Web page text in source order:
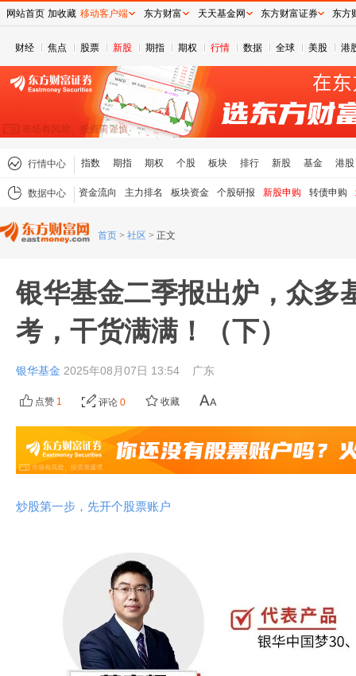
财经 焦点 股票 新股 期指 期权 行情 数据 全球 美股 港
行情中心 指数 期指 期权 个股 板块 排行 新股 基金 港股
数据中心 资金流向 主力排名 板块资金 个股研报 新股申购 转债申购
首页 > 社区 > 正文
银华基金二季报出炉，众多
考，干货满满！（下）
银华基金 2025年08月07日 13:54 广东
点赞 1 评论 0 收藏
炒股第一步，先开个股票账户
网站首页 加收藏 移动客户端 东方财富 天天基金网 东方财富证券 东方